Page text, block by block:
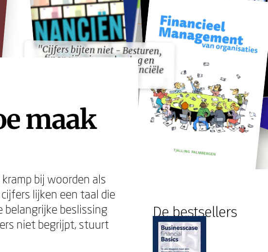
"Cijfers bijten niet - Besturen,
financiën, jaarrekening en
accounting voor niet financiële
"Cijfers bijten niet - Besturen,
financiën, jaarrekening en
accounting voor niet financiële
maak
bij woorden als
lijken een taal die
belangrijke beslissing
niet begrijpt, stuurt
De bestsellers